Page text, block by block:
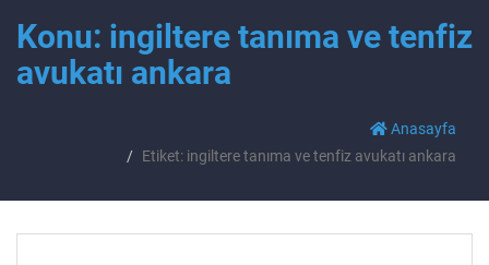
Konu: ingiltere tanıma ve tenfiz
avukatı ankara
Anasayfa
Etiket: ingiltere tanıma ve tenfiz avukatı ankara